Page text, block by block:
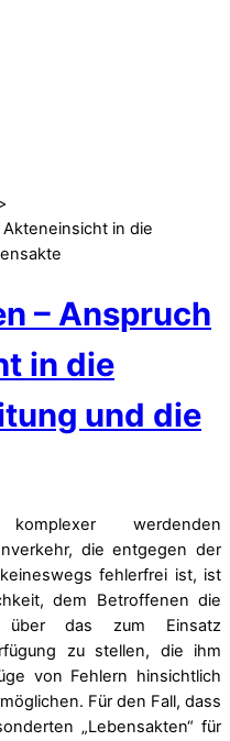
in die
– Anspruch
in die
und die
werdenden
die entgegen der
fehlerfrei ist, ist
dem Betroffenen die
über das zum Einsatz
zu stellen, die ihm
von Fehlern hinsichtlich
Für den Fall, dass
„Lebensakten“ für